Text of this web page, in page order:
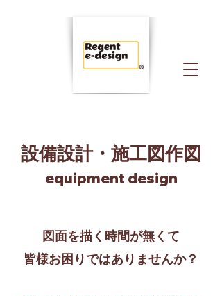
設備設計・施工図作図
equipment design​
図面を描く時間が無くて
皆様お困りではありませんか？